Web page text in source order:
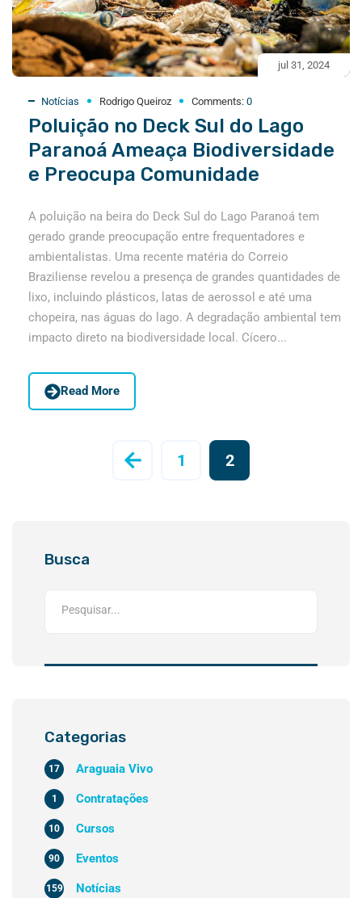
jul 31, 2024
Notícias Rodrigo Queiroz Comments: 0
Poluição no Deck Sul do Lago
Paranoá Ameaça Biodiversidade
e Preocupa Comunidade
A poluição na beira do Deck Sul do Lago Paranoá tem
gerado grande preocupação entre frequentadores e
ambientalistas. Uma recente matéria do Correio
Braziliense revelou a presença de grandes quantidades de
lixo, incluindo plásticos, latas de aerossol e até uma
chopeira, nas águas do lago. A degradação ambiental tem
impacto direto na biodiversidade local. Cícero...
Read More
1 2
Busca
Categorias
Araguaia Vivo
17
Contratações
1
Cursos
10
Eventos
90
Notícias
159